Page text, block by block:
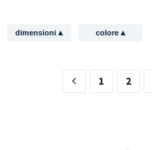
dimensioni▴ colore ▴
1 2